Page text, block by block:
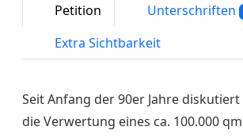
Petition Unterschriften
Extra Sichtbarkeit
Seit Anfang der 90er Jahre
die Verwertung eines ca. 100.000